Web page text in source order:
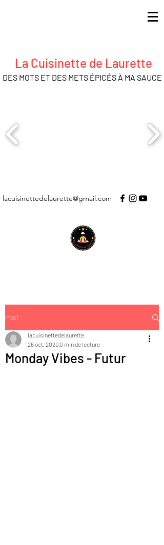
La Cuisinette de Laurette
DES MOTS ET DES METS ÉPICÉS À MA SAUCE
lacuisinettedelaurette@gmail.com
Post
Monday Vibes - Futur
lacuisinettedelaurette
26 oct. 2020 0 min de lecture